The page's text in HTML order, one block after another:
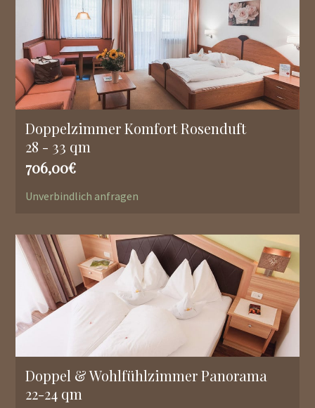
Doppelzimmer Komfort Rosenduft
28 - 33 qm
706,00€
Unverbindlich anfragen
Doppel & Wohlfühlzimmer Panorama
22-24 qm